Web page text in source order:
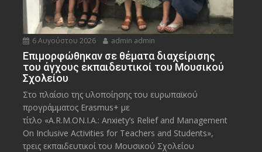
6 Αυγούστου 2026 admin admin
Eπιμορφώθηκαν σε θέματα διαχείρισης
του άγχους εκπαιδευτικοί του Μουσικού
Σχολείου
Στο πλαίσιο της υλοποίησης του ευρωπαϊκού
προγράμματος Erasmus+ με
τίτλο «A.R.M.ON.I.A.: Anxiety’s Relief and Management
On Inclusive Activities for Teachers and Students»,
τρεις εκπαιδευτικοί του Μουσικού Σχολείου